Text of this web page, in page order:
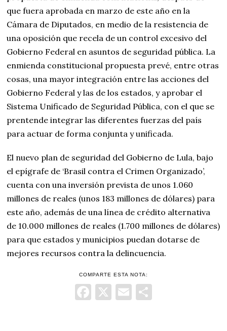
que fuera aprobada en marzo de este año en la
Cámara de Diputados, en medio de la resistencia de
una oposición que recela de un control excesivo del
Gobierno Federal en asuntos de seguridad pública. La
enmienda constitucional propuesta prevé, entre otras
cosas, una mayor integración entre las acciones del
Gobierno Federal y las de los estados, y aprobar el
Sistema Unificado de Seguridad Pública, con el que se
prentende integrar las diferentes fuerzas del país
para actuar de forma conjunta y unificada.
El nuevo plan de seguridad del Gobierno de Lula, bajo
el epígrafe de ‘Brasil contra el Crimen Organizado’,
cuenta con una inversión prevista de unos 1.060
millones de reales (unos 183 millones de dólares) para
este año, además de una línea de crédito alternativa
de 10.000 millones de reales (1.700 millones de dólares)
para que estados y municipios puedan dotarse de
mejores recursos contra la delincuencia.
COMPARTE ESTA NOTA:
Facebook
X Email